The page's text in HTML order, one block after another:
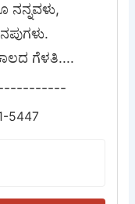
ನನ್ನವಳು,
ಗೆಳತಿ....
5447